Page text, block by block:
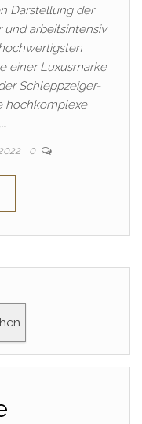
Darstellung der
arbeitsintensiv
einer Luxusmarke
Schleppzeiger-
hochkomplexe
0